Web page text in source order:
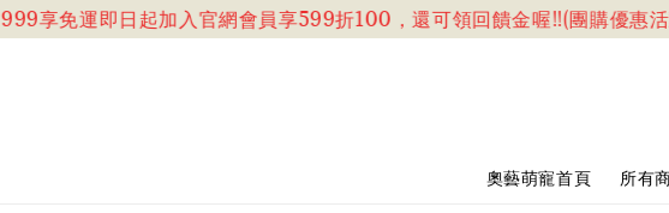
享免運即日起加入官網會員享599折100，還可領回饋金喔!!(團購優惠活
奧藝萌寵首頁 所有